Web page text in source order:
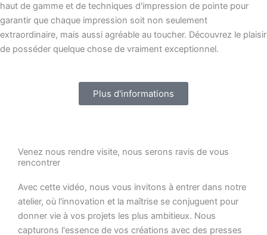
haut de gamme et de techniques d'impression de pointe pour
garantir que chaque impression soit non seulement
extraordinaire, mais aussi agréable au toucher. Découvrez le plaisir
de posséder quelque chose de vraiment exceptionnel.
Plus d'informations
Venez nous rendre visite, nous serons ravis de vous
rencontrer
Avec cette vidéo, nous vous invitons à entrer dans notre
atelier, où l'innovation et la maîtrise se conjuguent pour
donner vie à vos projets les plus ambitieux. Nous
capturons l'essence de vos créations avec des presses